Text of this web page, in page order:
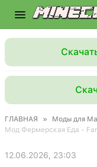
ГЛАВНАЯ » Моды для
Мод Фермерская Еда -
12.06.2026, 23:03